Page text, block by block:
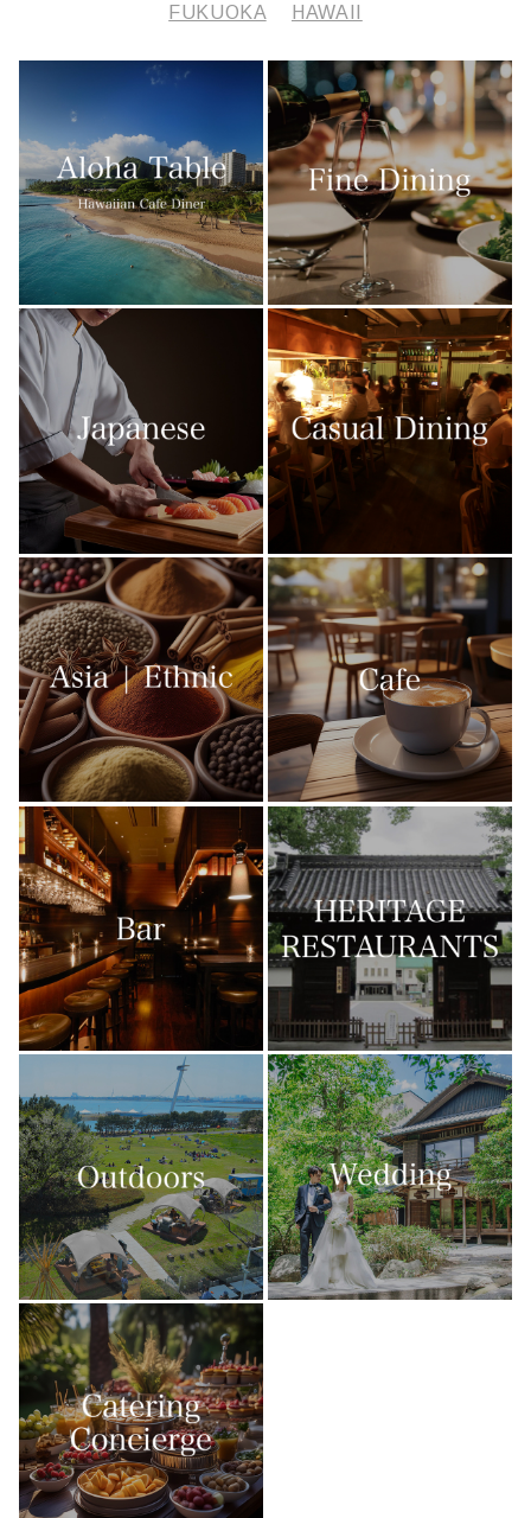
FUKUOKA
HAWAII
Cépages愛知・名古屋
名古屋随一の眺望が楽しめる天空のフレンチレストランで
す。
三河湾の良質な魚介類や知多半島の農家さんから届くオーガ
ニックの野菜など、地域の良質な食材にこだわったコース料
理をご提供しております。
詳しくはこちら
その他の店舗
口々愛知・名古屋
彩り豊かなおばんざいや季節の小料理。四季折々の旬の魚
は、造り、煮付、焼きをご用意。串揚げのように単品で気軽
に頼める天ぷらは、旬の素材から定番までお好みで色々楽し
めます。
全国の厳選した地酒やワインも充実。
詳しくはこちら
その他の店舗
韓国カフェ イヨサンソウル千葉・千葉駅
※2024年11月7日(木)グランドオープン
「I love Seoul」「I miss Seoul」をキーワードにした、全
ての韓国好きが集まるコミュニティカフェ。定番の韓国料理
から話題のスイーツまでバラエティ豊かなメニューが揃って
います。
詳しくはこちら
その他の店舗
九博庭園 足湯茶屋福岡・太宰府
概九州国立博物館内の和カフェ『九博庭園 足湯茶屋』で
は、散策や博物館鑑賞を満喫したあと、疲れた足をほぐしな
がら、九州の銘茶と甘味、鰻むすびなどの軽食をお楽しみい
ただけます。
詳しくはこちら
その他の店舗